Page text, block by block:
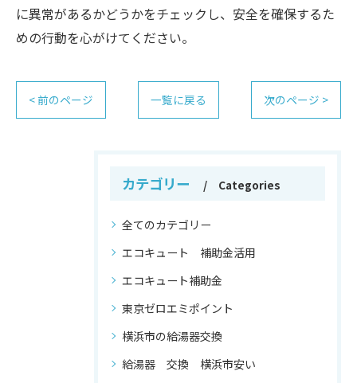
に異常があるかどうかをチェックし、安全を確保するた
めの行動を心がけてください。
< 前のページ 一覧に戻る 次のページ >
カテゴリー Categories
全てのカテゴリー
エコキュート 補助金活用
エコキュート補助金
東京ゼロエミポイント
横浜市の給湯器交換
給湯器 交換 横浜市安い